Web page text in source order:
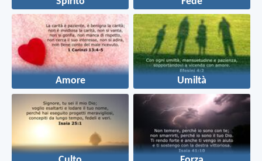
Amore Umiltà